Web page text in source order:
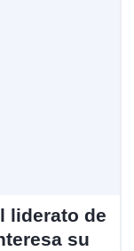
liderato de
su